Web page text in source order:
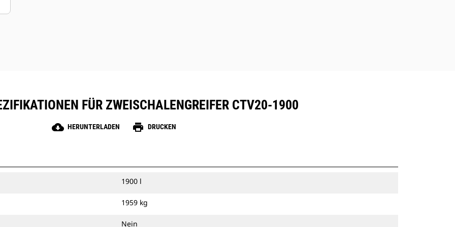
FÜR ZWEISCHALENGREIFER CTV20-1900
cloud_download HERUNTERLADEN print DRUCKEN
1900 l
1959 kg
Nein